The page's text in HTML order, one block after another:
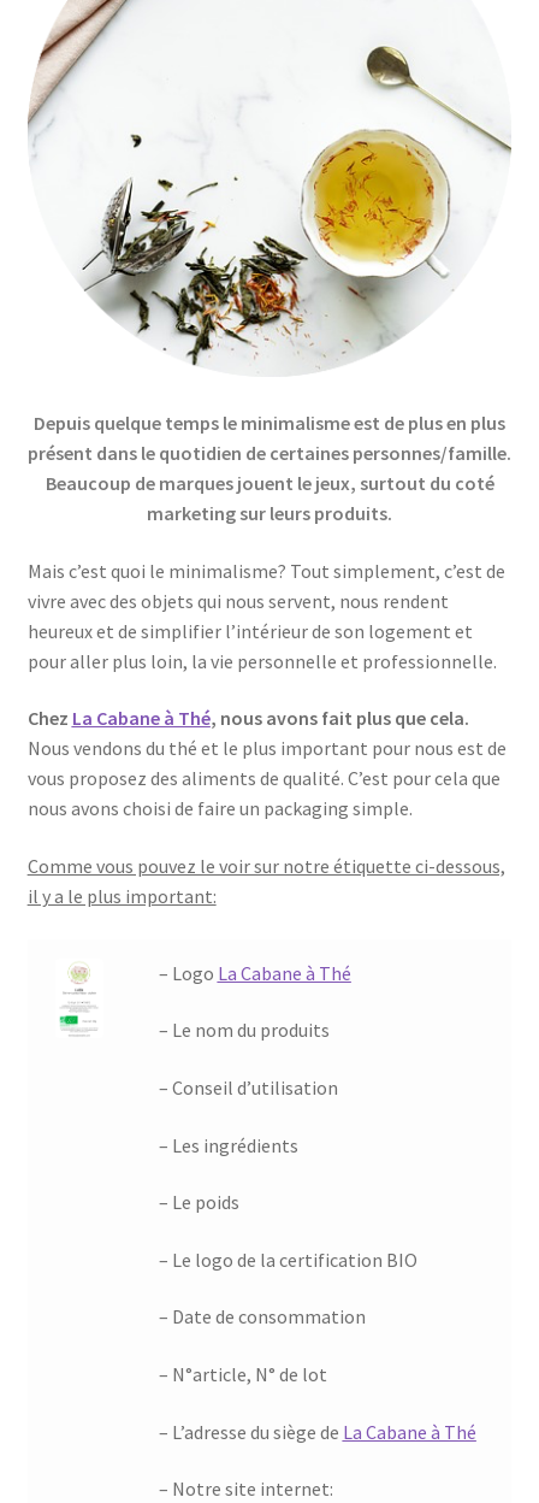
Depuis quelque temps le minimalisme est de plus en plus
présent dans le quotidien de certaines personnes/famille.
Beaucoup de marques jouent le jeux, surtout du coté
marketing sur leurs produits.
Mais c’est quoi le minimalisme? Tout simplement, c’est de
vivre avec des objets qui nous servent, nous rendent
heureux et de simplifier l’intérieur de son logement et
pour aller plus loin, la vie personnelle et professionnelle.
Chez La Cabane à Thé, nous avons fait plus que cela.
Nous vendons du thé et le plus important pour nous est de
vous proposez des aliments de qualité. C’est pour cela que
nous avons choisi de faire un packaging simple.
Comme vous pouvez le voir sur notre étiquette ci-dessous,
il y a le plus important:
– Logo La Cabane à Thé
– Le nom du produits
– Conseil d’utilisation
– Les ingrédients
– Le poids
– Le logo de la certification BIO
– Date de consommation
– N°article, N° de lot
– L’adresse du siège de La Cabane à Thé
– Notre site internet: